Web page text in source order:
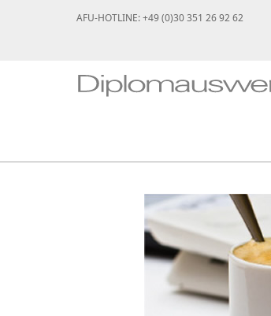
AFU-HOTLINE: +49 (0)30 351 26 92 62